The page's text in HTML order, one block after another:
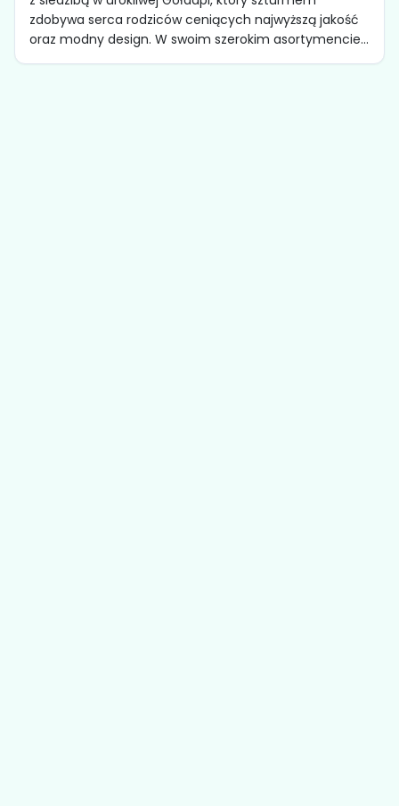
zdobywa serca rodziców ceniących najwyższą jakość
oraz modny design. W swoim szerokim asortymencie...